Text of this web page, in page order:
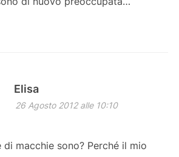
Elisa
26 Agosto 2012 alle 10:10
di macchie sono? Perché il mio